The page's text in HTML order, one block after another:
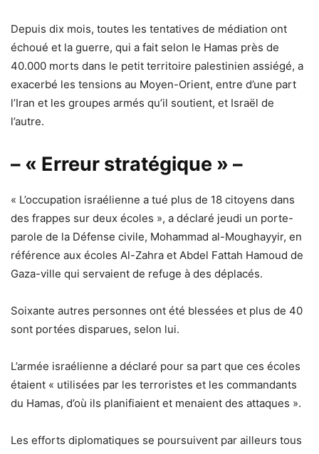
Depuis dix mois, toutes les tentatives de médiation ont
échoué et la guerre, qui a fait selon le Hamas près de
40.000 morts dans le petit territoire palestinien assiégé, a
exacerbé les tensions au Moyen-Orient, entre d’une part
l’Iran et les groupes armés qu’il soutient, et Israël de
l’autre.
– « Erreur stratégique » –
« L’occupation israélienne a tué plus de 18 citoyens dans
des frappes sur deux écoles », a déclaré jeudi un porte-
parole de la Défense civile, Mohammad al-Moughayyir, en
référence aux écoles Al-Zahra et Abdel Fattah Hamoud de
Gaza-ville qui servaient de refuge à des déplacés.
Soixante autres personnes ont été blessées et plus de 40
sont portées disparues, selon lui.
L’armée israélienne a déclaré pour sa part que ces écoles
étaient « utilisées par les terroristes et les commandants
du Hamas, d’où ils planifiaient et menaient des attaques ».
Les efforts diplomatiques se poursuivent par ailleurs tous